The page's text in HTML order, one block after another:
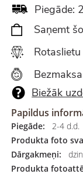
Piegāde:
Saņemt
Biežāk
Papildus
Piegāde:
2-4 d.d.
Produkta foto
Dārgakmeņi:
Produkta